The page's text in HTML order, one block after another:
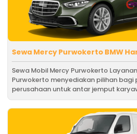
Sewa Mercy Purwokerto BMW
Sewa Mobil Mercy Purwokerto
Purwokerto menyediakan pilihan
perusahaan untuk antar jemput